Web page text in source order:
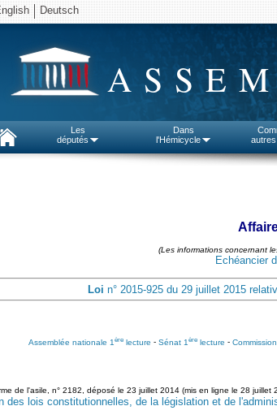
Deutsch
Les
députés
Dans
l'Hémicycle
(Les informations concernant
Echéancier
Loi n° 2015-925 du 29 juillet 2015
Assemblée nationale 1 èrelecture - Sénat 1 èrelecture -
de l'asile, n° 2182, déposé le 23 juillet 2014 (mis en ligne le 28 juillet
des lois constitutionnelles, de la législation et de